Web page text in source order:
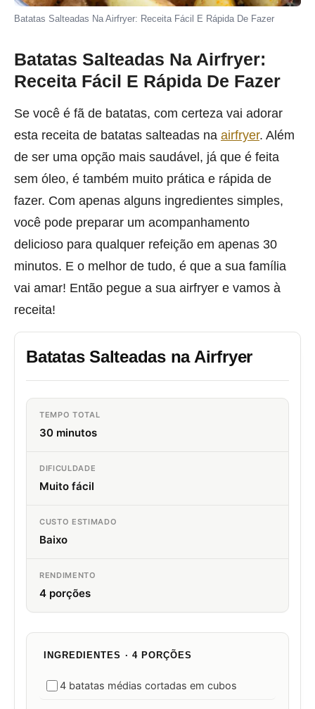
Batatas Salteadas Na Airfryer: Receita Fácil E Rápida De Fazer
Batatas Salteadas Na Airfryer:
Receita Fácil E Rápida De Fazer
Se você é fã de batatas, com certeza vai adorar
esta receita de batatas salteadas na airfryer. Além
de ser uma opção mais saudável, já que é feita
sem óleo, é também muito prática e rápida de
fazer. Com apenas alguns ingredientes simples,
você pode preparar um acompanhamento
delicioso para qualquer refeição em apenas 30
minutos. E o melhor de tudo, é que a sua família
vai amar! Então pegue a sua airfryer e vamos à
receita!
Batatas Salteadas na Airfryer
TEMPO TOTAL
30 minutos
DIFICULDADE
Muito fácil
CUSTO ESTIMADO
Baixo
RENDIMENTO
4 porções
INGREDIENTES · 4 PORÇÕES
4 batatas médias cortadas em cubos